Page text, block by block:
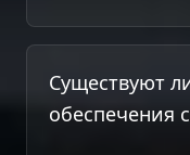
Существуют
обеспечения